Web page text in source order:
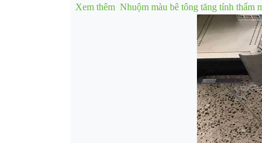
Xem thêm Nhuộm màu bê tông tăng tính thẩm